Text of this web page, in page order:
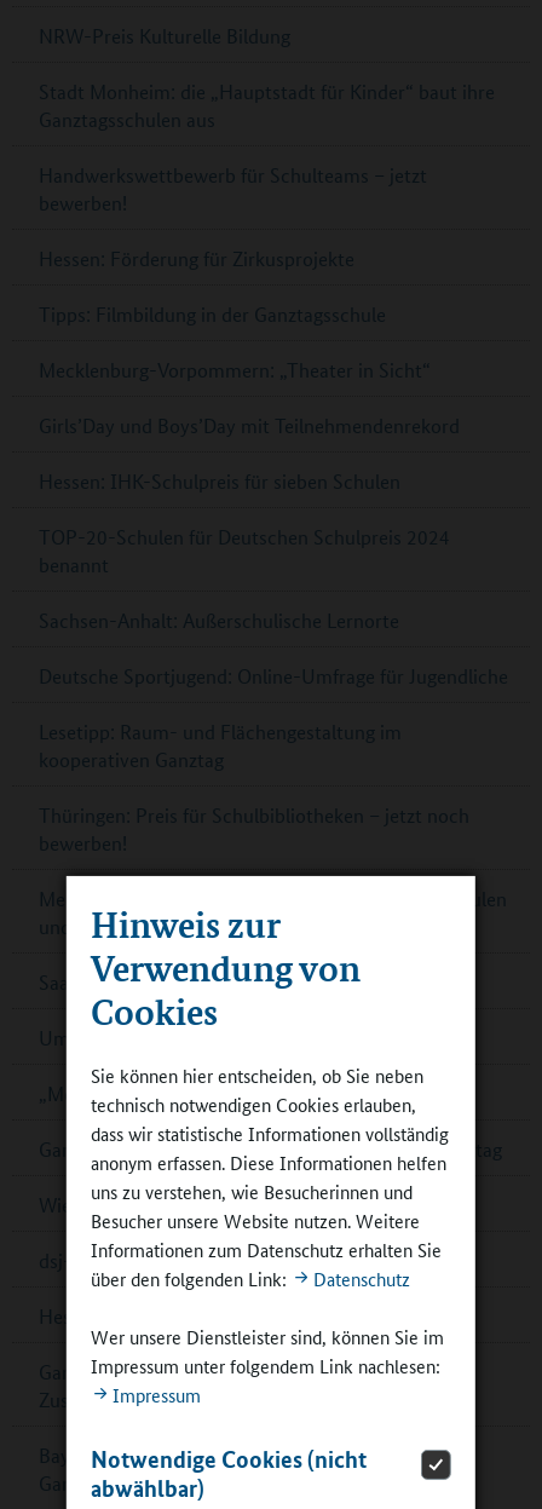
Hinweis zur
Verwendung von
Cookies
Sie können hier entscheiden, ob Sie neben
technisch notwendigen Cookies erlauben,
dass wir statistische Informationen vollständig
anonym erfassen. Diese Informationen helfen
uns zu verstehen, wie Besucherinnen und
Besucher unsere Website nutzen. Weitere
Informationen zum Datenschutz erhalten Sie
über den folgenden Link:
Datenschutz
Wer unsere Dienstleister sind, können Sie im
Impressum unter folgendem Link nachlesen:
Impressum
Notwendige Cookies (nicht
abwählbar)
NRW-Preis Kulturelle Bildung
Stadt Monheim: die „Hauptstadt für Kinder“ baut ihre
Ganztagsschulen aus
Handwerkswettbewerb für Schulteams – jetzt
bewerben!
Hessen: Förderung für Zirkusprojekte
Tipps: Filmbildung in der Ganztagsschule
Mecklenburg-Vorpommern: „Theater in Sicht“
Girls’Day und Boys’Day mit Teilnehmendenrekord
Hessen: IHK-Schulpreis für sieben Schulen
TOP-20-Schulen für Deutschen Schulpreis 2024
benannt
Sachsen-Anhalt: Außerschulische Lernorte
Deutsche Sportjugend: Online-Umfrage für Jugendliche
Lesetipp: Raum- und Flächengestaltung im
kooperativen Ganztag
Thüringen: Preis für Schulbibliotheken – jetzt noch
bewerben!
Mecklenburg-Vorpommern: Kontaktbörsen für Schulen
und Partner
Saarländischer Ernährungspreis – jetzt bewerben!
Umfrage zur Schulverpflegung in Cottbus
„Mein Bildungsraum“ in Ganztagsschulen
Ganztagsschulverband: Demokratiebildung im Ganztag
Wiener „Wasserschulen“
dsj-Bewegungskampagne MOVE wird fortgesetzt
Hessen: Musikalische Bildung in Ober-Ramstadt
Ganztagskongress zu multiprofessioneller
Zusammenarbeit in Berlin
Bayern: Pädagogische Fachkräfte für
Ganztagsbetreuung